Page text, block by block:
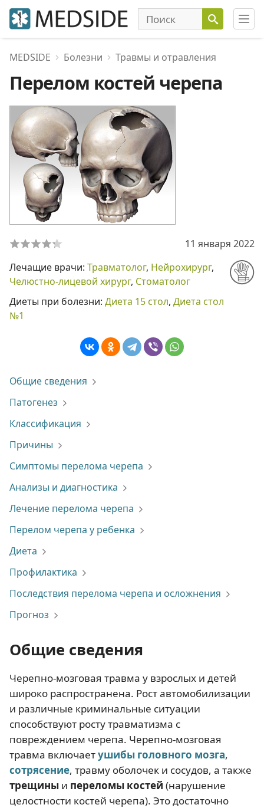
MEDSIDE Болезни Травмы и отравления
Перелом костей черепа
11 января 2022
Лечащие врачи: Травматолог, Нейрохирург,
Челюстно-лицевой хирург, Стоматолог
Диеты при болезни: Диета 15 стол, Диета стол
№1
Общие сведения
Патогенез
Классификация
Причины
Симптомы перелома черепа
Анализы и диагностика
Лечение перелома черепа
Перелом черепа у ребенка
Диета
Профилактика
Последствия перелома черепа и осложнения
Прогноз
Общие сведения
Черепно-мозговая травма у взрослых и детей
широко распространена. Рост автомобилизации
и различные криминальные ситуации
способствуют росту травматизма с
повреждением черепа. Черепно-мозговая
травма включаетушибы головного мозга,
сотрясение, травму оболочек и сосудов, а также
трещины и переломы костей (нарушение
целостности костей черепа). Это достаточно